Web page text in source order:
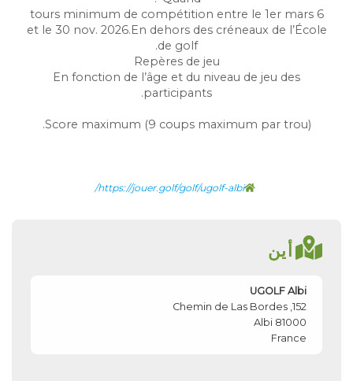
6 tours minimum de compétition entre le 1er mars
et le 30 nov. 2026.En dehors des créneaux de l’École
de golf.
Repères de jeu
En fonction de l’âge et du niveau de jeu des
participants.
Score maximum (9 coups maximum par trou).
https://jouer.golf/golf/ugolf-albi/
أين
UGOLF Albi
152, Chemin de Las Bordes
81000
Albi
France